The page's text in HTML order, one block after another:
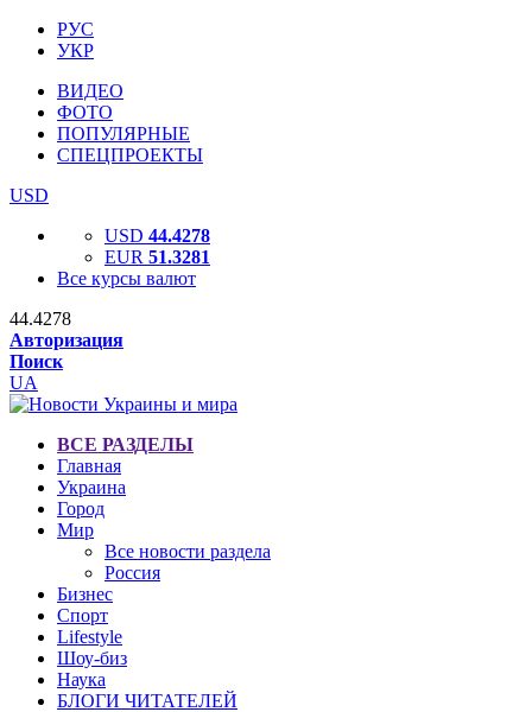
РУС
УКР
ВИДЕО
ФОТО
ПОПУЛЯРНЫЕ
СПЕЦПРОЕКТЫ
USD
USD 44.4278
EUR 51.3281
Все курсы валют
44.4278
Авторизация
Поиск
UA
ВСЕ РАЗДЕЛЫ
Главная
Украина
Город
Мир
Все новости раздела
Россия
Бизнес
Спорт
Lifestyle
Шоу-биз
Наука
БЛОГИ ЧИТАТЕЛЕЙ